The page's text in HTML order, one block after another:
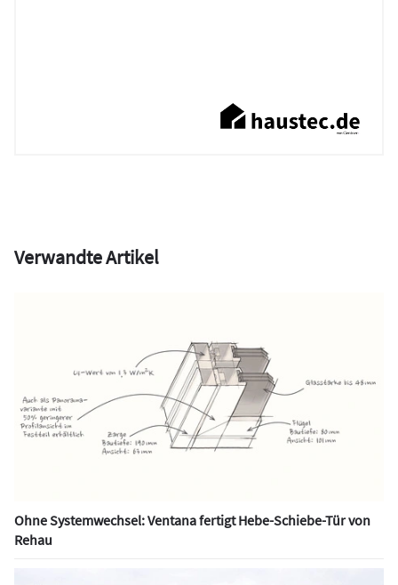
Verwandte Artikel
Ohne Systemwechsel: Ventana fertigt Hebe-Schiebe-Tür von
Rehau